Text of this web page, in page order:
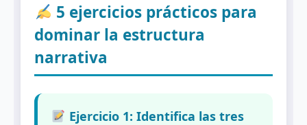
5 ejercicios prácticos para
dominar la estructura
narrativa
Ejercicio 1: Identifica las tres